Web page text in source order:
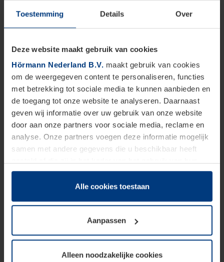
Toestemming Details Over
Deze website maakt gebruik van cookies
Hörmann Nederland B.V. maakt gebruik van cookies
om de weergegeven content te personaliseren, functies
met betrekking tot sociale media te kunnen aanbieden en
de toegang tot onze website te analyseren. Daarnaast
geven wij informatie over uw gebruik van onze website
door aan onze partners voor sociale media, reclame en
analyse. Onze partners voegen deze informatie mogelijk
samen met andere gegevens die u beschikbaar heeft
dienstverlening hebben verzameld.
Juridisch zijn wij gerechtigd om cookies op uw computer
onze pagina's absoluut noodzakelijk is. Voor alle andere
soorten cookies is uw toestemming vereist. Uw
toestemming kunt u op elk moment bij de uitleg van de
wijzigen of herroepen.
Alle cookies toestaan
Aanpassen
Alleen noodzakelijke cookies